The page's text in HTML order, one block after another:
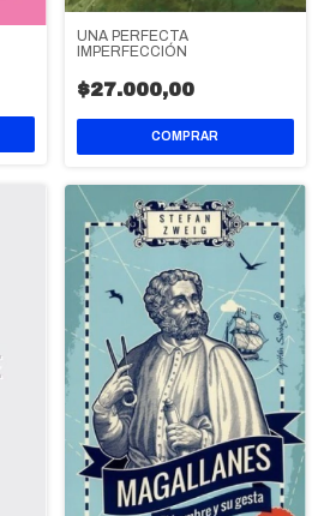
UNA PERFECTA
IMPERFECCIÓN
$27.000,00